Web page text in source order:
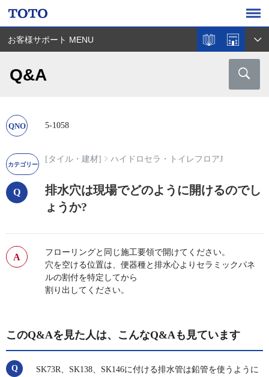
お客様サポート MENU
Q&A
5-1058
[タイル・建材] ハイドロセラ・トイレフロアJ
排水穴は現場でどのように開けるのでし
ょうか?
フローリングと同じ施工要領で開けてください。
穴を空ける位置は、便器種と排水心よりセラミックパネ
ルの割付を特定してから
割り出してください。
このQ&Aを見た人は、こんなQ&Aも見ています
SK73R、SK138、SK146に付ける排水管は鉛管を使うように